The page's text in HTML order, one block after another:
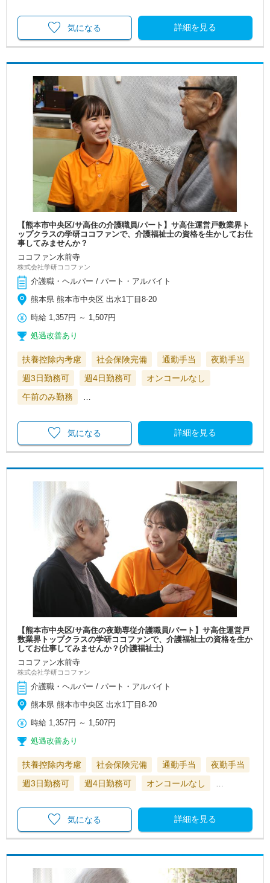
詳細を見る
気になる
【熊本市中央区/サ高住の介護職員/パート】サ高住運営戸数業界ト
ップクラスの学研ココファンで、介護福祉士の資格を生かしてお仕
事してみませんか？
ココファン水前寺
株式会社学研ココファン
介護職・ヘルパー / パート・アルバイト
熊本県 熊本市中央区 出水1丁目8-20
時給 1,357円 ～ 1,507円
処遇改善あり
扶養控除内考慮 社会保険完備 通勤手当
夜勤手当
週3日勤務可
週4日勤務可
オンコールなし
午前のみ勤務
…
詳細を見る
気になる
【熊本市中央区/サ高住の夜勤専従介護職員/パート】サ高住運営戸
数業界トップクラスの学研ココファンで、介護福祉士の資格を生か
してお仕事してみませんか？(介護福祉士)
ココファン水前寺
株式会社学研ココファン
介護職・ヘルパー / パート・アルバイト
熊本県 熊本市中央区 出水1丁目8-20
時給 1,357円 ～ 1,507円
処遇改善あり
扶養控除内考慮 社会保険完備 通勤手当
夜勤手当
週3日勤務可
週4日勤務可 オンコールなし …
詳細を見る
気になる